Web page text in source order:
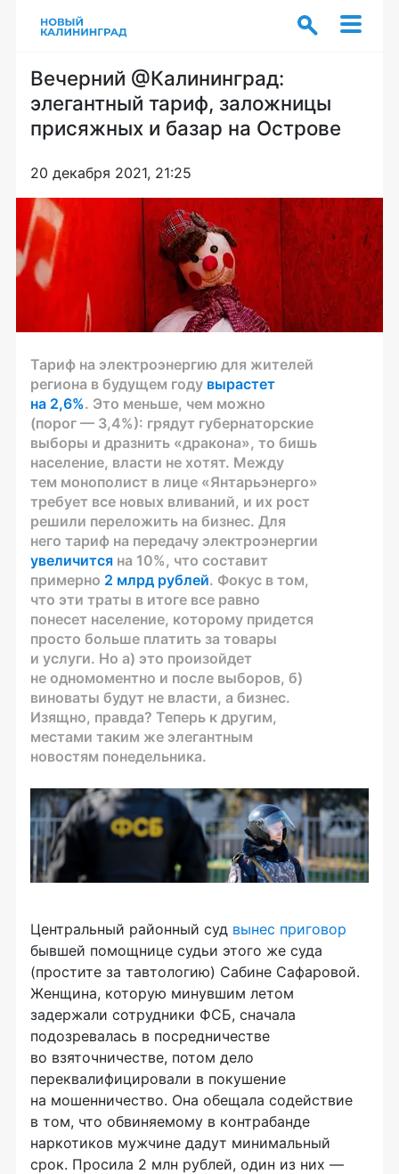
Вечерний @Калининград:
элегантный тариф, заложницы
присяжных и базар на Острове
20 декабря 2021, 21:25
Тариф на электроэнергию для жителей
региона в будущем году вырастет
на 2,6%. Это меньше, чем можно
(порог — 3,4%): грядут губернаторские
выборы и дразнить «дракона», то бишь
население, власти не хотят. Между
тем монополист в лице «Янтарьэнерго»
требует все новых вливаний, и их рост
решили переложить на бизнес. Для
него тариф на передачу электроэнергии
увеличится на 10%, что составит
примерно 2 млрд рублей. Фокус в том,
что эти траты в итоге все равно
понесет население, которому придется
просто больше платить за товары
и услуги. Но а) это произойдет
не одномоментно и после выборов, б)
виноваты будут не власти, а бизнес.
Изящно, правда? Теперь к другим,
местами таким же элегантным
новостям понедельника.
Центральный районный суд вынес приговор
бывшей помощнице судьи этого же суда
(простите за тавтологию) Сабине Сафаровой.
Женщина, которую минувшим летом
задержали сотрудники ФСБ, сначала
подозревалась в посредничестве
во взяточничестве, потом дело
переквалифицировали в покушение
на мошенничество. Она обещала содействие
в том, что обвиняемому в контрабанде
наркотиков мужчине дадут минимальный
срок. Просила 2 млн рублей, один из них —